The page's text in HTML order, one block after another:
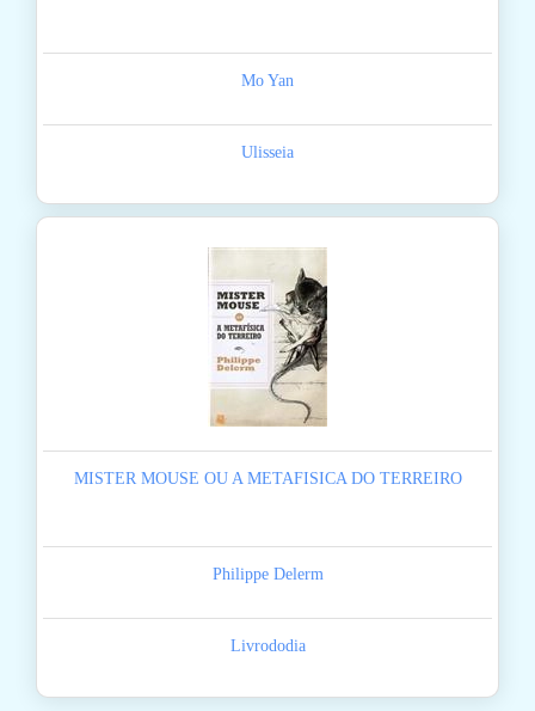
Mo Yan
Ulisseia
MISTER MOUSE OU A METAFISICA DO TERREIRO
Philippe Delerm
Livrododia